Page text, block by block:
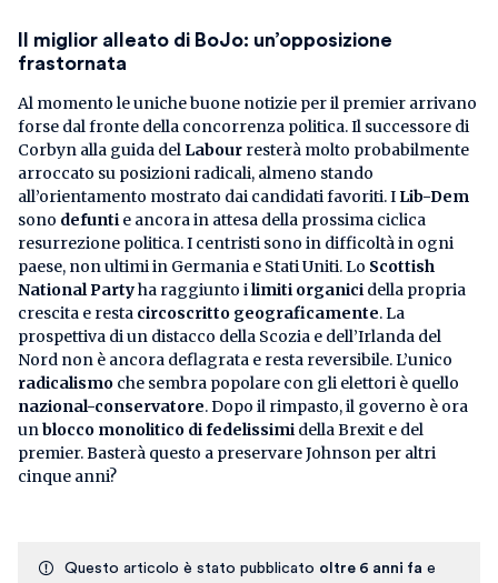
Il miglior alleato di BoJo: un’opposizione
frastornata
Al momento le uniche buone notizie per il premier arrivano
forse dal fronte della concorrenza politica. Il successore di
Corbyn alla guida del Labour resterà molto probabilmente
arroccato su posizioni radicali, almeno stando
all’orientamento mostrato dai candidati favoriti. I Lib-Dem
sono defunti e ancora in attesa della prossima ciclica
resurrezione politica. I centristi sono in difficoltà in ogni
paese, non ultimi in Germania e Stati Uniti. Lo Scottish
National Partyha raggiunto ilimiti organici della propria
crescita e resta circoscritto geograficamente. La
prospettiva di un distacco della Scozia e dell’Irlanda del
Nord non è ancora deflagrata e resta reversibile. L’unico
radicalismo che sembra popolare con gli elettori è quello
nazional-conservatore. Dopo il rimpasto, il governo è ora
unblocco monolitico di fedelissimi della Brexit e del
premier. Basterà questo a preservare Johnson per altri
cinque anni?
Questo articolo è stato pubblicato oltre 6 anni fa e